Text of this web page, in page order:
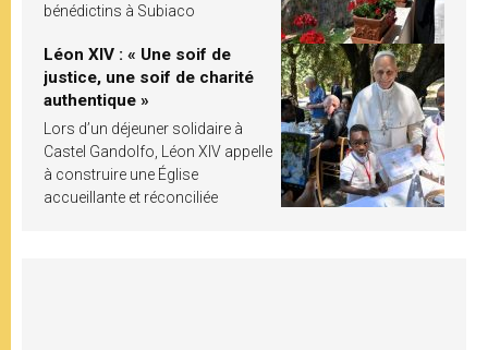
bénédictins à Subiaco
Léon XIV : « Une soif de
justice, une soif de charité
authentique »
Lors d’un déjeuner solidaire à
Castel Gandolfo, Léon XIV appelle
à construire une Église
accueillante et réconciliée